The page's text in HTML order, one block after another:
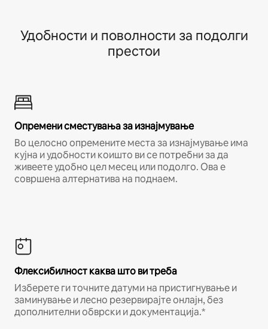
Удобности и поволности за подолги
престои
Опремени сместувања за изнајмување
Во целосно опремените места за изнајмување има
кујна и удобности коишто ви се потребни за да
живеете удобно цел месец или подолго. Ова е
совршена алтернатива на поднаем.
Флексибилност каква што ви треба
Изберете ги точните датуми на пристигнување и
заминување и лесно резервирајте онлајн, без
дополнителни обврски и документација.*